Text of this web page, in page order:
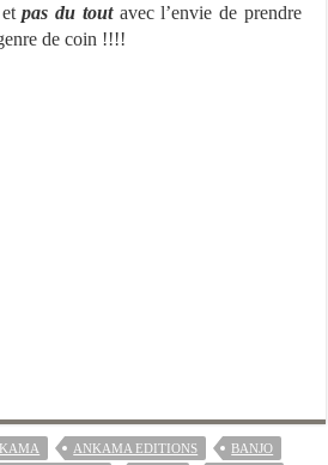
etpas du toutavec l’envie de prendre
de coin !!!!
ANKAMA EDITIONS
BANJO